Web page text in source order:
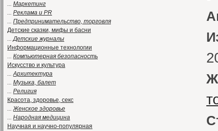
... Маркетинг
... Реклама и PR
... Предпринимательство, торговля
Детские сказки, мифы и басни
...Детские журналы
Информационные технологии
... Компьютерная безопасность
Искусство и культура
...Архитектура
... Музыка, балет
... Религия
Красота, здоровье, секс
...Женское здоровье
... Народная медицина
Научная и научно-популярная